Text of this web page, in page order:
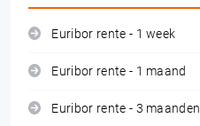
Euribor rente - 1 week
Euribor rente - 1 maand
Euribor rente - 3 maanden